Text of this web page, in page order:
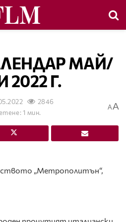
МАЙ/
Г.
2846
1 мин.
AA
„Метрополитън“,